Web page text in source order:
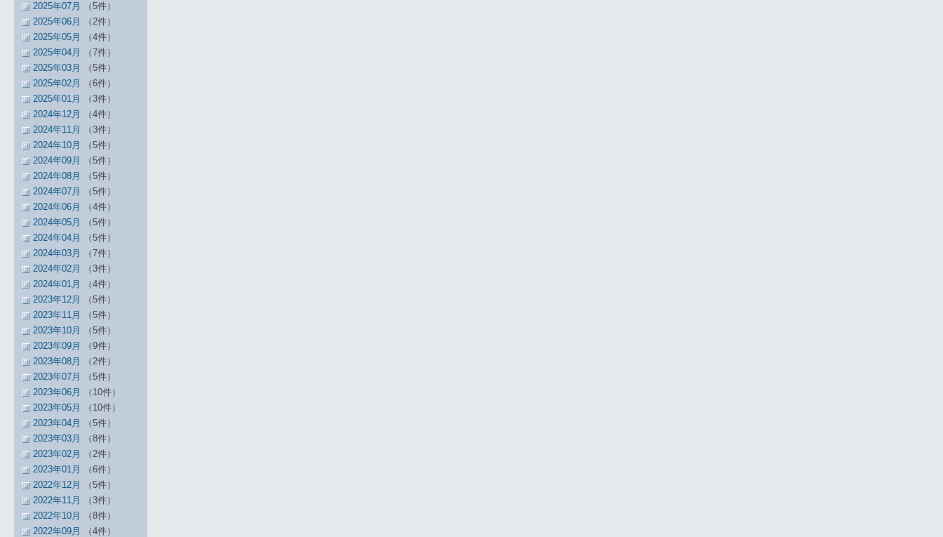
2025年07月
（5件）
2025年06月
（2件）
2025年05月
（4件）
2025年04月
（7件）
2025年03月
（5件）
2025年02月
（6件）
2025年01月
（3件）
2024年12月
（4件）
2024年11月
（3件）
2024年10月
（5件）
2024年09月
（5件）
2024年08月
（5件）
2024年07月
（5件）
2024年06月
（4件）
2024年05月
（5件）
2024年04月
（5件）
2024年03月
（7件）
2024年02月
（3件）
2024年01月
（4件）
2023年12月
（5件）
2023年11月
（5件）
2023年10月
（5件）
2023年09月
（9件）
2023年08月
（2件）
2023年07月
（5件）
2023年06月
（10件）
2023年05月
（10件）
2023年04月
（5件）
2023年03月
（8件）
2023年02月
（2件）
2023年01月
（6件）
2022年12月
（5件）
2022年11月
（3件）
2022年10月
（8件）
2022年09月
（4件）